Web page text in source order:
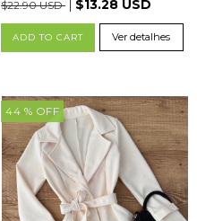
$22.90 USD $13.28 USD
ADD TO CART Ver detalhes
44 % OFF